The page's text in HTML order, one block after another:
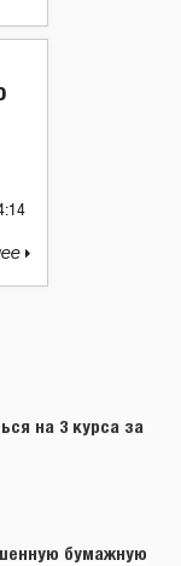
на 3 курса за
бумажную